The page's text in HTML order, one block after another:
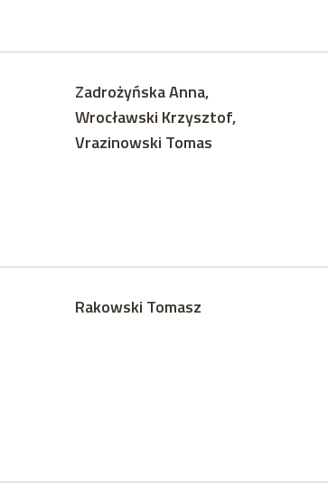
Zadrożyńska Anna,
Wrocławski Krzysztof,
Vrazinowski Tomas
Rakowski Tomasz